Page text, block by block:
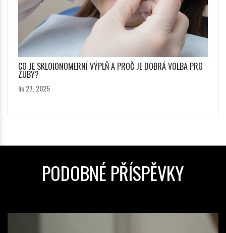
CO JE SKLOIONOMERNÍ VÝPLŇ A PROČ JE DOBRÁ VOLBA PRO
ZUBY?
lis 27, 2025
PODOBNÉ PŘÍSPĚVKY